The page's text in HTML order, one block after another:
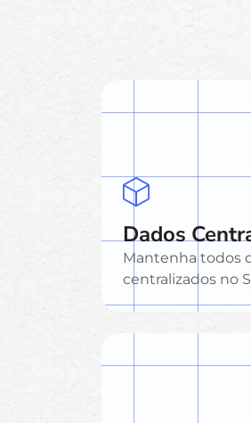
Dados
Mantenha todos
centralizados no